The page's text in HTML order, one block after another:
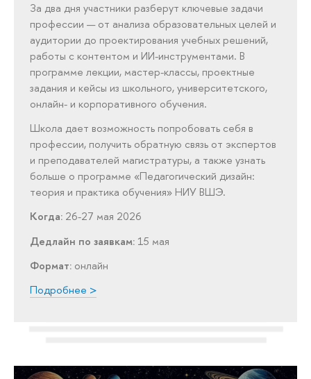
За два дня участники разберут ключевые задачи
профессии — от анализа образовательных целей и
аудитории до проектирования учебных решений,
работы с контентом и ИИ-инструментами. В
программе лекции, мастер-классы, проектные
задания и кейсы из школьного, университетского,
онлайн- и корпоративного обучения.
Школа дает возможность попробовать себя в
профессии, получить обратную связь от экспертов
и преподавателей магистратуры, а также узнать
больше о программе «Педагогический дизайн:
теория и практика обучения» НИУ ВШЭ.
Когда: 26-27 мая 2026
Дедлайн по заявкам: 15 мая
Формат: онлайн
Подробнее >